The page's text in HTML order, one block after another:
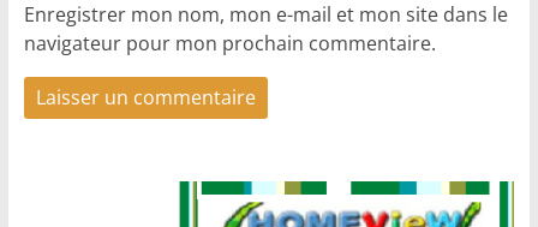
Enregistrer mon nom, mon e-mail et mon site dans le
navigateur pour mon prochain commentaire.